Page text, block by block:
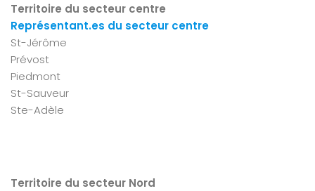
Territoire du secteur centre
Représentant.es du secteur centre
St-Jérôme
Prévost
Piedmont
St-Sauveur
Ste-Adèle
Territoire du secteur Nord